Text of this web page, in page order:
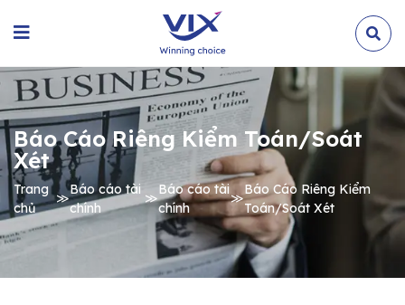
Báo Cáo Riêng Kiểm Toán/Soát
Xét
Trang
chủ
≫
Báo cáo tài
chính
≫
Báo cáo tài
chính
≫
Báo Cáo Riêng Kiểm
Toán/Soát Xét